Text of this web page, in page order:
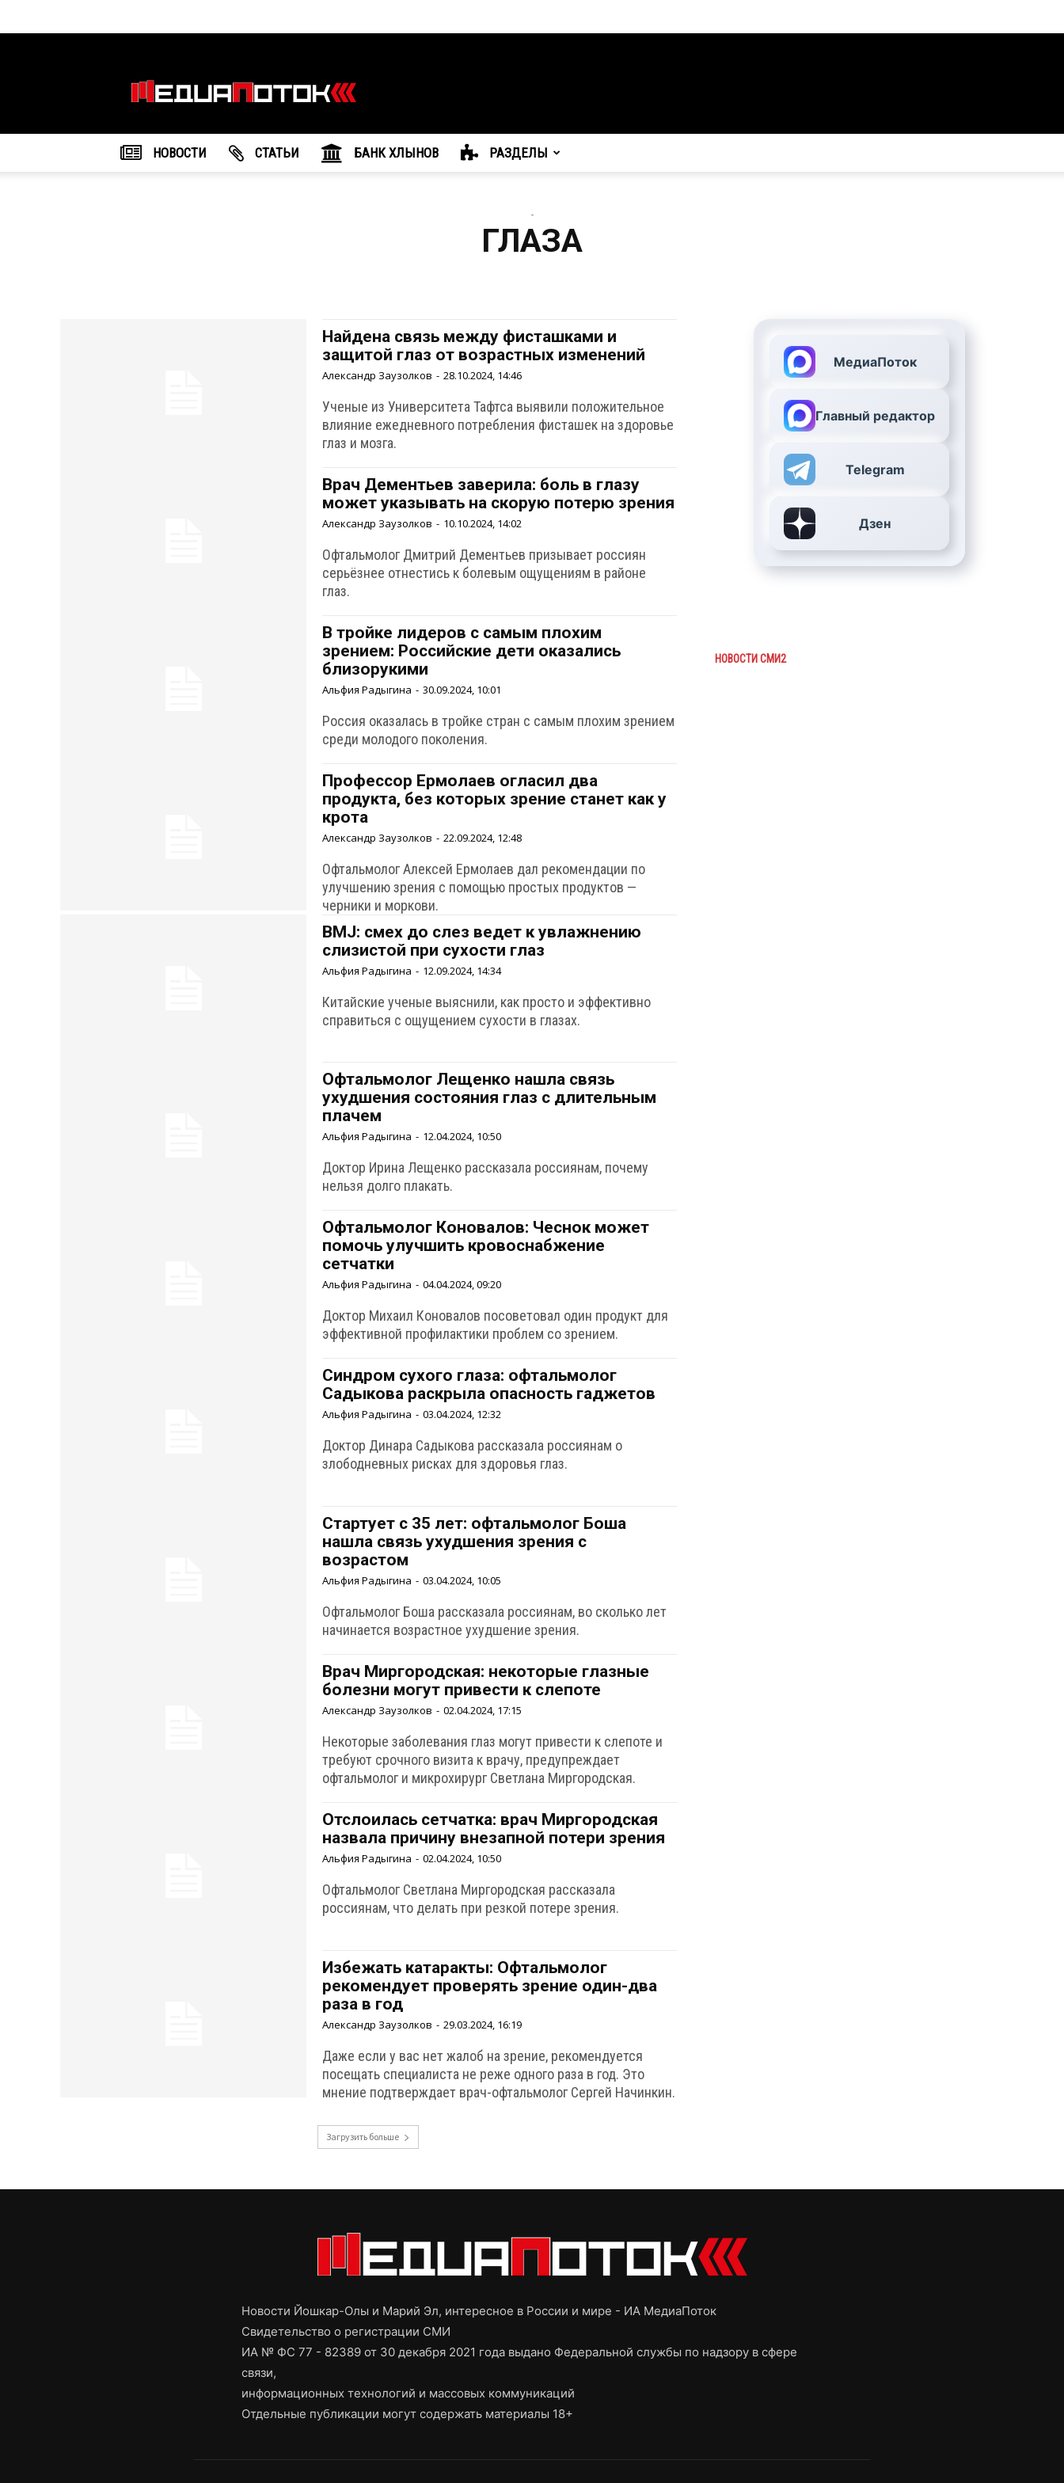
агентство
"МедиаПоток"
НОВОСТИ CТАТЬИ БАНК ХЛЫНОВ РАЗДЕЛЫ
-
ГЛАЗА
Найдена связь между фисташками и
защитой глаз от возрастных изменений
Александр Заузолков - 28.10.2024, 14:46
Ученые из Университета Тафтса выявили положительное
влияние ежедневного потребления фисташек на здоровье
глаз и мозга.
Врач Дементьев заверила: боль в глазу
может указывать на скорую потерю зрения
Александр Заузолков - 10.10.2024, 14:02
Офтальмолог Дмитрий Дементьев призывает россиян
серьёзнее отнестись к болевым ощущениям в районе
глаз.
В тройке лидеров с самым плохим
зрением: Российские дети оказались
близорукими
Альфия Радыгина - 30.09.2024, 10:01
Россия оказалась в тройке стран с самым плохим зрением
среди молодого поколения.
Профессор Ермолаев огласил два
продукта, без которых зрение станет как у
крота
Александр Заузолков - 22.09.2024, 12:48
Офтальмолог Алексей Ермолаев дал рекомендации по
улучшению зрения с помощью простых продуктов —
черники и моркови.
BMJ: смех до слез ведет к увлажнению
слизистой при сухости глаз
Альфия Радыгина - 12.09.2024, 14:34
Китайские ученые выяснили, как просто и эффективно
справиться с ощущением сухости в глазах.
Офтальмолог Лещенко нашла связь
ухудшения состояния глаз с длительным
плачем
Альфия Радыгина - 12.04.2024, 10:50
Доктор Ирина Лещенко рассказала россиянам, почему
нельзя долго плакать.
Офтальмолог Коновалов: Чеснок может
помочь улучшить кровоснабжение
сетчатки
Альфия Радыгина - 04.04.2024, 09:20
Доктор Михаил Коновалов посоветовал один продукт для
эффективной профилактики проблем со зрением.
Синдром сухого глаза: офтальмолог
Садыкова раскрыла опасность гаджетов
Альфия Радыгина - 03.04.2024, 12:32
Доктор Динара Садыкова рассказала россиянам о
злободневных рисках для здоровья глаз.
Стартует с 35 лет: офтальмолог Боша
нашла связь ухудшения зрения с
возрастом
Альфия Радыгина - 03.04.2024, 10:05
Офтальмолог Боша рассказала россиянам, во сколько лет
начинается возрастное ухудшение зрения.
Врач Миргородская: некоторые глазные
болезни могут привести к слепоте
Александр Заузолков - 02.04.2024, 17:15
Некоторые заболевания глаз могут привести к слепоте и
требуют срочного визита к врачу, предупреждает
офтальмолог и микрохирург Светлана Миргородская.
Отслоилась сетчатка: врач Миргородская
назвала причину внезапной потери зрения
Альфия Радыгина - 02.04.2024, 10:50
Офтальмолог Светлана Миргородская рассказала
россиянам, что делать при резкой потере зрения.
Избежать катаракты: Офтальмолог
рекомендует проверять зрение один-два
раза в год
Александр Заузолков - 29.03.2024, 16:19
Даже если у вас нет жалоб на зрение, рекомендуется
посещать специалиста не реже одного раза в год. Это
мнение подтверждает врач-офтальмолог Сергей Начинкин.
Загрузить больше
МедиаПоток
Главный редактор
Telegram
Дзен
НОВОСТИ СМИ2
Новости Йошкар-Олы и Марий Эл, интересное в России и мире - ИА МедиаПоток
Свидетельство о регистрации СМИ
ИА № ФС 77 - 82389 от 30 декабря 2021 года выдано Федеральной службы по надзору в сфере
связи,
информационных технологий и массовых коммуникаций
Отдельные публикации могут содержать материалы 18+